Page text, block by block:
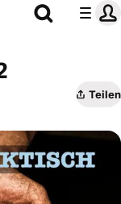
Teilen